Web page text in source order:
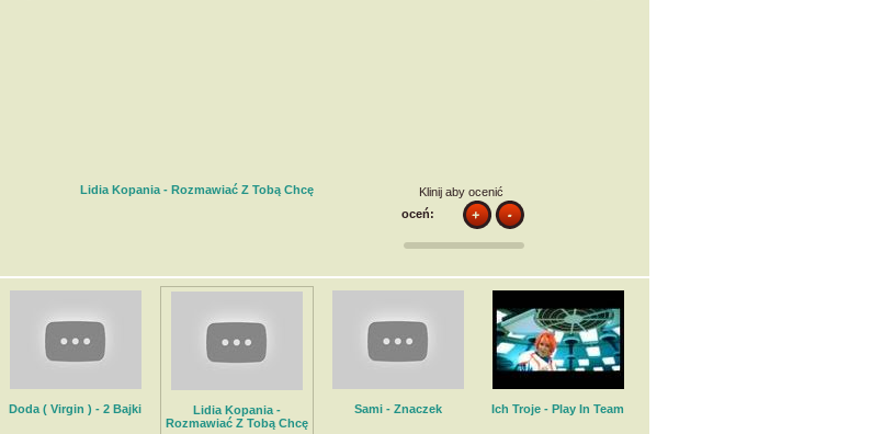
Lidia Kopania - Rozmawiać Z Tobą Chcę
Klinij aby ocenić
oceń:
Doda ( Virgin ) - 2 Bajki
Lidia Kopania -
Rozmawiać Z Tobą Chcę
Sami - Znaczek Ich Troje - Play In Team